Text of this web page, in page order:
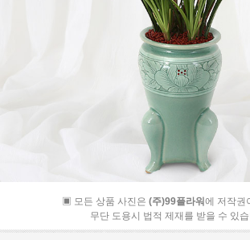
▣ 모든 상품 사진은 (주)99플라워에 저작권
무단 도용시 법적 제재를 받을 수 있습